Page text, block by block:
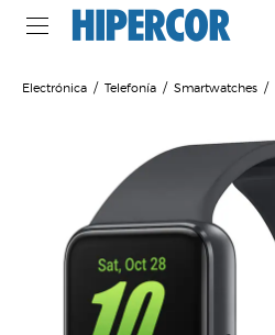
Electrónica Telefonía Smartwatches